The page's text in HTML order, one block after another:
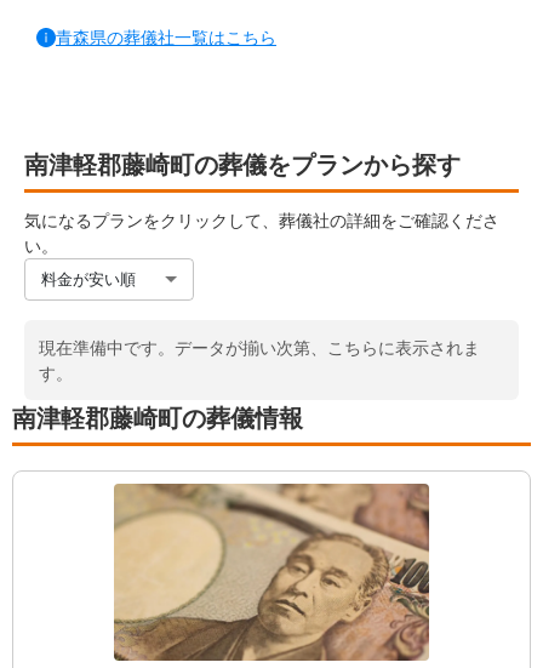
青森県の葬儀社一覧はこちら
南津軽郡藤崎町の葬儀をプランから探す
気になるプランをクリックして、葬儀社の詳細をご確認くださ
い。
料金が安い順
現在準備中です。データが揃い次第、こちらに表示されま
す。
南津軽郡藤崎町の葬儀情報